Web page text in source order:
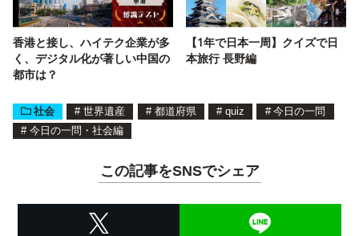
香港と接し、ハイテク企業が多
く、デジタル化が著しい中国の
都市は？
【1年で日本一周】クイズで日
本旅行 長野編
社会 # 世界遺産 # 都道府県 # quiz # 今日の一問
# 今日の一問・社会編
この記事をSNSでシェア